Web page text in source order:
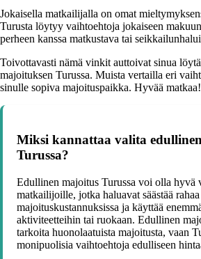
Jokaisella matkailijalla on omat
Turusta löytyy vaihtoehtoja jokaiseen
perheen kanssa matkustava tai
Toivottavasti nämä vinkit auttoivat sinua
majoituksen Turussa. Muista vertailla eri
sinulle sopiva majoituspaikka. Hyvää matkaa!
Miksi kannattaa valita
Turussa?
Edullinen majoitus Turussa voi olla hyvä
matkailijoille, jotka haluavat säästää rahaa
majoituskustannuksissa ja käyttää
aktiviteetteihin tai ruokaan. Edullinen
tarkoita huonolaatuista majoitusta, vaan
monipuolisia vaihtoehtoja edulliseen